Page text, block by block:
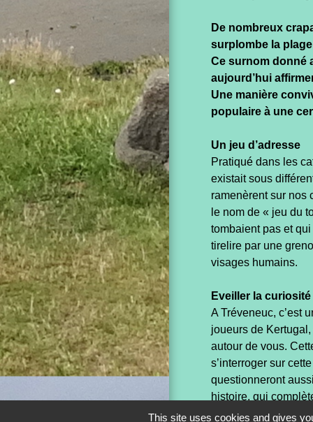
De nombreux
surplombe la
Ce surnom donné
aujourd’hui
Une manière
populaire à une
Un jeu d’adresse
Pratiqué dans les
existait sous
ramenèrent sur nos
le nom de « jeu du
tombaient pas et
tirelire par une
visages humains.
Eveiller la curiosité
A Tréveneuc, c’est
joueurs de
autour de vous.
s’interroger sur
questionneront
histoire, qui
This site uses cookies and gives